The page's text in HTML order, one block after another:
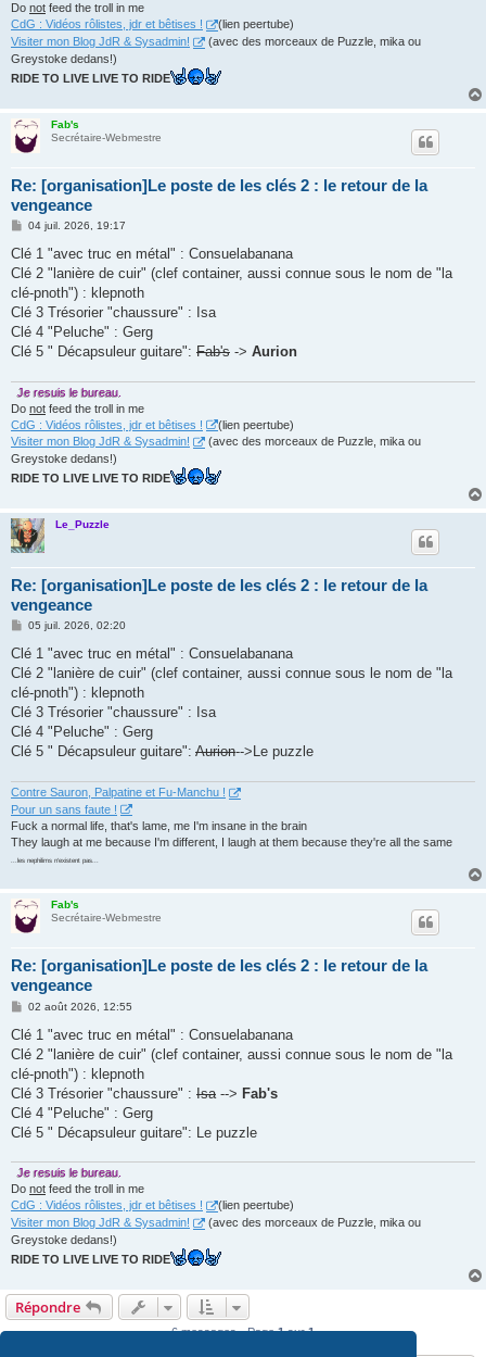
Do not feed the troll in me
CdG : Vidéos rôlistes, jdr et bêtises !
(lien peertube)
Visiter mon Blog JdR & Sysadmin!
(avec des morceaux de Puzzle, mika ou
Greystoke dedans!)
RIDE TO LIVE LIVE TO RIDE
Fab's
Secrétaire-Webmestre
Re: [organisation]Le poste de les clés 2 : le retour de la
vengeance
M
s
a
g
04 juil. 2026, 19:17
Clé 1 "avec truc en métal" : Consuelabanana
Clé 2 "lanière de cuir" (clef container, aussi connue sous le nom de "la
clé-pnoth") : klepnoth
Clé 3 Trésorier "chaussure" : Isa
Clé 4 "Peluche" : Gerg
Clé 5 " Décapsuleur guitare": Fab's -> Aurion
Je resuis le bureau.
Do not feed the troll in me
CdG : Vidéos rôlistes, jdr et bêtises !
(lien peertube)
Visiter mon Blog JdR & Sysadmin!
(avec des morceaux de Puzzle, mika ou
Greystoke dedans!)
RIDE TO LIVE LIVE TO RIDE
Le_Puzzle
Re: [organisation]Le poste de les clés 2 : le retour de la
vengeance
M
s
a
g
05 juil. 2026, 02:20
Clé 1 "avec truc en métal" : Consuelabanana
Clé 2 "lanière de cuir" (clef container, aussi connue sous le nom de "la
clé-pnoth") : klepnoth
Clé 3 Trésorier "chaussure" : Isa
Clé 4 "Peluche" : Gerg
Clé 5 " Décapsuleur guitare": Aurion-->Le puzzle
Contre Sauron, Palpatine et Fu-Manchu !
Pour un sans faute !
Fuck a normal life, that's lame, me I'm insane in the brain
They laugh at me because I'm different, I laugh at them because they're all the same
...les nephilims n'existent pas...
Fab's
Secrétaire-Webmestre
Re: [organisation]Le poste de les clés 2 : le retour de la
vengeance
M
s
a
g
02 août 2026, 12:55
Clé 1 "avec truc en métal" : Consuelabanana
Clé 2 "lanière de cuir" (clef container, aussi connue sous le nom de "la
clé-pnoth") : klepnoth
Clé 3 Trésorier "chaussure" : Isa --> Fab's
Clé 4 "Peluche" : Gerg
Clé 5 " Décapsuleur guitare": Le puzzle
Je resuis le bureau.
Do not feed the troll in me
CdG : Vidéos rôlistes, jdr et bêtises !
(lien peertube)
Visiter mon Blog JdR & Sysadmin!
(avec des morceaux de Puzzle, mika ou
Greystoke dedans!)
RIDE TO LIVE LIVE TO RIDE
Répondre
6 messages • Page1sur1